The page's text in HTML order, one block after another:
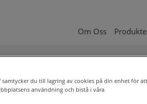
Om Oss
samtycker du till lagring av cookies på din enhet för
användning och bistå i våra